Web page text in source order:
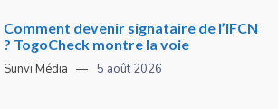
Comment devenir signataire de l’IFCN
? TogoCheck montre la voie
Sunvi Média 5 août 2026